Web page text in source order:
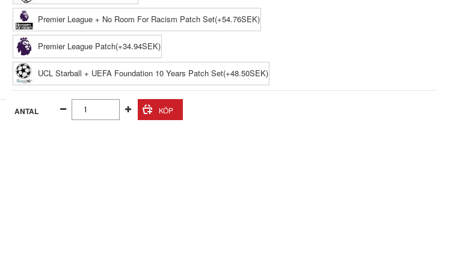
Premier League + No Room For Racism Patch Set(+54.76SEK)
Premier League Patch(+34.94SEK)
UCL Starball + UEFA Foundation 10 Years Patch Set(+48.50SEK)
ANTAL